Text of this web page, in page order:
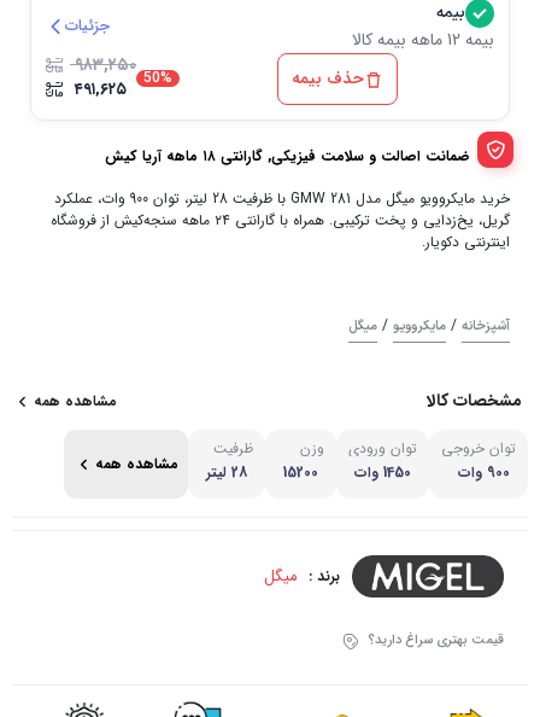
بیمه
بیمه 12 ماهه بیمه کالا
جزئیات
حذف بیمه 50% ۹۸۳,۲۵۰
۴۹۱,۶۲۵
ضمانت اصالت و سلامت فیزیکی, گارانتی ۱۸ ماهه آریا کیش
خرید مایکروویو میگل مدل GMW 281 با ظرفیت 28 لیتر، توان 900 وات، عملکرد
گریل، یخ‌زدایی و پخت ترکیبی. همراه با گارانتی ۲۴ ماهه سنجه‌کیش از فروشگاه
اینترنتی دکویار.
آشپزخانه / مایکروویو / میگل
مشخصات کالا مشاهده همه
توان خروجی
900 وات
توان ورودی
1450 وات
وزن
15200
ظرفیت
28 لیتر
مشاهده همه
برند : میگل
قیمت بهتری سراغ دارید؟